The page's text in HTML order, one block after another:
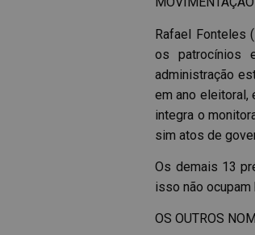
Rafael Fonteles
os patrocínios
administração
em ano eleitoral,
integra o
sim atos de
Os demais 13
isso não
OS OUTROS